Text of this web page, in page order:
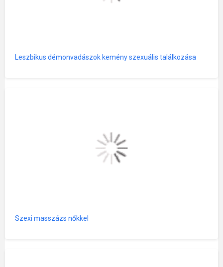
Leszbikus démonvadászok kemény szexuális találkozása
Szexi masszázs nőkkel